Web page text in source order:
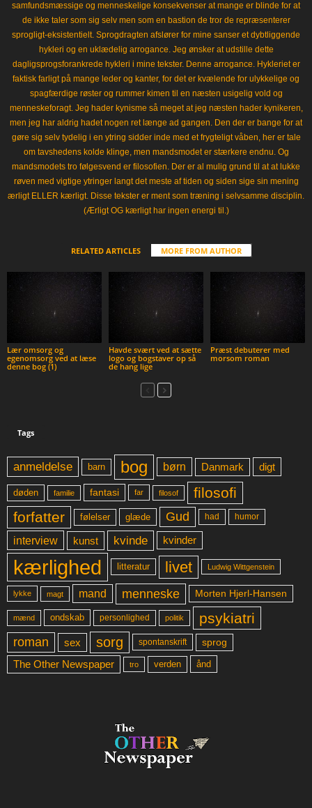
samfundsmæssige og menneskelige konsekvenser at mange er blinde for at
de ikke taler som sig selv men som en bastion de tror de repræsenterer
sprogligt-eksistentielt. Sprogdragten afslører for mine sanser et dybtliggende
hykleri og en uklædelig arrogance. Jeg ønsker at udstille dette
dagligsprogsforankrede hykleri i mine tekster. Denne arrogance. Hykleriet er
faktisk farligt på mange leder og kanter, for det er kvælende for ulykkelige og
spagfærdige røster og rummer kimen til en næsten usigelig vold og
menneskeforagt. Jeg hader kynisme så meget at jeg næsten hader kynikeren,
men jeg har aldrig hadet nogen ret længe ad gangen. Den der er bange for at
gøre sig selv tydelig i en ytring sidder inde med et frygteligt våben, her er tale
om tavshedens kolde klinge, men mandsmodet er stærkere endnu. Og
mandsmodets tro følgesvend er filosofien. Der er al mulig grund til at at lukke
røven med vigtige ytringer langt det meste af tiden og siden sige sin mening
ærligt ELLER kærligt. Disse tekster er ment som træning i selvsamme disciplin.
(Ærligt OG kærligt har ingen energi til.)
RELATED ARTICLES MORE FROM AUTHOR
Lær omsorg og
egenomsorg ved at læse
denne bog (1)
Havde svært ved at sætte
logo og bogstaver op så
de hang lige
Præst debuterer med
morsom roman
Tags
anmeldelse barn bog børn Danmark digt
døden familie fantasi far filosof
filosofi
forfatter
følelser glæde Gud had humor
interview kunst kvinde kvinder
kærlighed litteratur livet Ludwig Wittgenstein
lykke magt mand menneske Morten Hjerl-Hansen
mænd ondskab personlighed politik psykiatri
roman sex sorg spontanskrift sprog
The Other Newspaper tro verden ånd